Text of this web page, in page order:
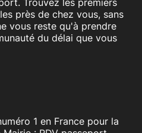
Trouvez les premiers
près de chez vous, sans
vous reste qu'à prendre
du délai que vous
1 en France pour la